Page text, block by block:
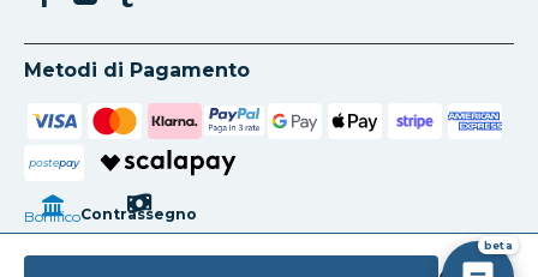
Metodi di Pagamento
postepay
BonificoContrassegno
beta